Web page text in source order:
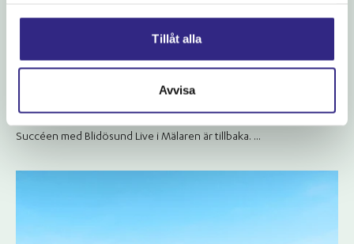
Tillåt alla
Avvisa
Blidösund Live goes Mälaren igen!
Succéen med Blidösund Live i Mälaren är tillbaka. ...